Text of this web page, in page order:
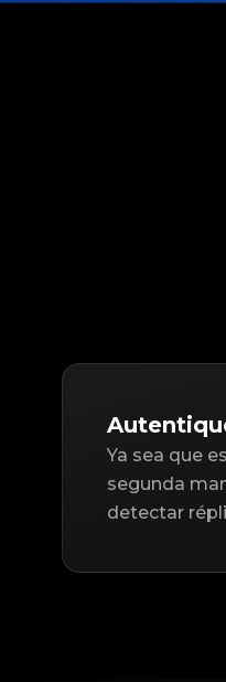
Ya sea que
segunda
detectar